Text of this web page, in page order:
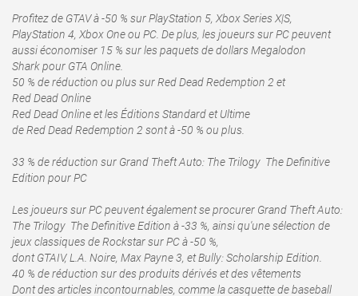
Profitez de GTAV à -50 % sur PlayStation 5, Xbox Series X|S,
PlayStation 4, Xbox One ou PC. De plus, les joueurs sur PC peuvent
aussi économiser 15 % sur les paquets de dollars Megalodon
Shark pour GTA Online.
50 % de réduction ou plus sur Red Dead Redemption 2 et
Red Dead Online
Red Dead Online et les Éditions Standard et Ultime
de Red Dead Redemption 2 sont à -50 % ou plus.
33 % de réduction sur Grand Theft Auto: The Trilogy  The Definitive
Edition pour PC
Les joueurs sur PC peuvent également se procurer Grand Theft Auto:
The Trilogy  The Definitive Edition à -33 %, ainsi qu'une sélection de
jeux classiques de Rockstar sur PC à -50 %,
dont GTAIV, L.A. Noire, Max Payne 3, et Bully: Scholarship Edition.
40 % de réduction sur des produits dérivés et des vêtements
Dont des articles incontournables, comme la casquette de baseball